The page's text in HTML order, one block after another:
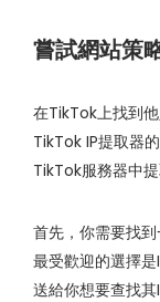
嘗試網站策
在TikTok上找到
TikTok IP提取器
TikTok服務器中提
首先，你需要找
最受歡迎的選擇
送給你想要查找